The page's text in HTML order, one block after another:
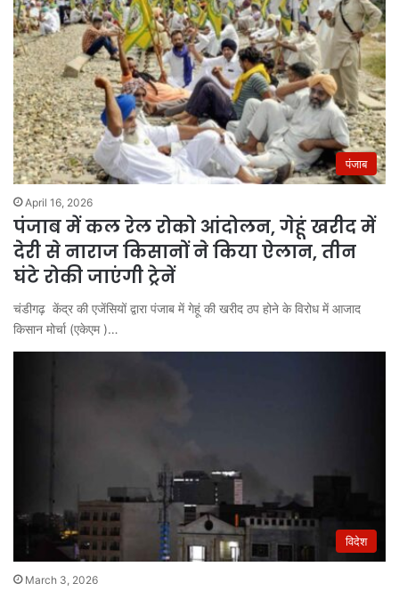
पंजाब
April 16, 2026
पंजाब में कल रेल रोको आंदोलन, गेहूं खरीद में
देरी से नाराज किसानों ने किया ऐलान, तीन
घंटे रोकी जाएंगी ट्रेनें
चंडीगढ़ केंद्र की एजेंसियों द्वारा पंजाब में गेहूं की खरीद ठप होने के विरोध में आजाद
किसान मोर्चा (एकेएम )…
विदेश
March 3, 2026